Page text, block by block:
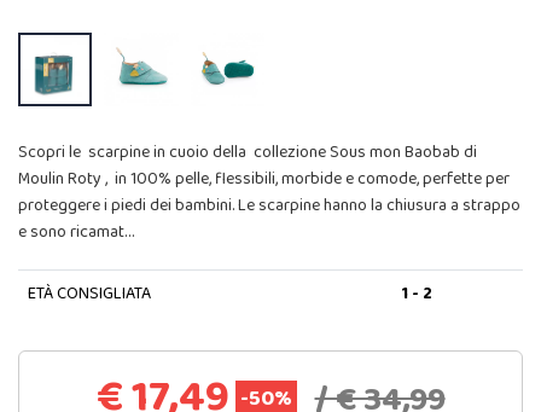
Scopri le scarpine in cuoio della collezione Sous mon Baobab di
Moulin Roty , in 100% pelle, flessibili, morbide e comode, perfette per
proteggere i piedi dei bambini. Le scarpine hanno la chiusura a strappo
e sono ricamat…
ETÀ CONSIGLIATA 1 - 2
€ 17,49 -50% / € 34,99